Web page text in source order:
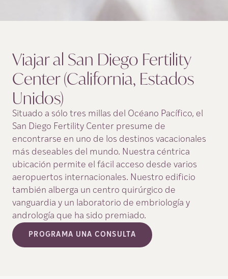
Viajar al San Diego Fertility
Center (California, Estados
Unidos)
Situado a sólo tres millas del Océano Pacífico, el
San Diego Fertility Center presume de
encontrarse en uno de los destinos vacacionales
más deseables del mundo. Nuestra céntrica
ubicación permite el fácil acceso desde varios
aeropuertos internacionales. Nuestro edificio
también alberga un centro quirúrgico de
vanguardia y un laboratorio de embriología y
andrología que ha sido premiado.
PROGRAMA UNA CONSULTA